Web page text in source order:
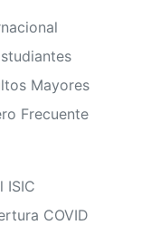
Mayores
Frecuente
ISIC
COVID